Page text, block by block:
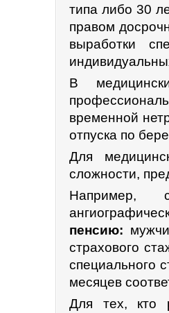
типа либо 30
правом
выработки
В
временной
отпуска по
Для
сложности,
Например,
пенсию:
страхового
специального
месяцев
Для тех, кто